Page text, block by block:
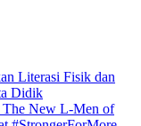
Literasi Fisik dan
Didik
The New L-Men of